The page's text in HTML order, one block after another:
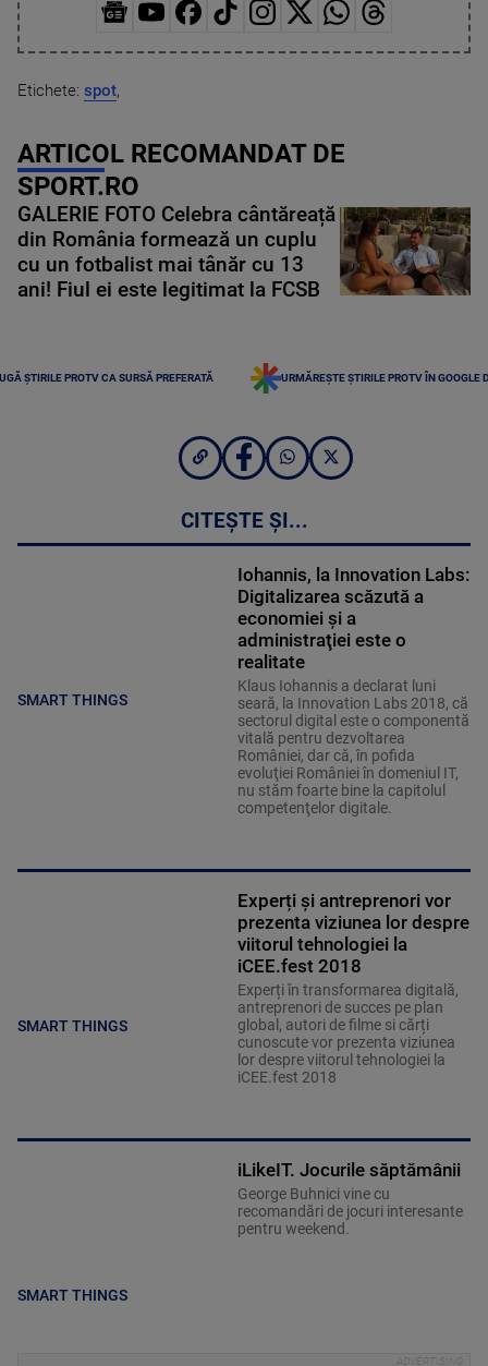
Etichete: spot,
ARTICOL RECOMANDAT DE
SPORT.RO
GALERIE FOTO Celebra cântăreață
din România formează un cuplu
cu un fotbalist mai tânăr cu 13
ani! Fiul ei este legitimat la FCSB
ȘTIRILE PROTV CA SURSĂ PREFERATĂ URMĂREȘTE ȘTIRILE PROTV ÎN GOOGLE
CITEȘTE ȘI...
SMART THINGS
Iohannis, la Innovation Labs:
Digitalizarea scăzută a
economiei şi a
administraţiei este o
realitate
Klaus Iohannis a declarat luni
seară, la Innovation Labs 2018, că
sectorul digital este o componentă
vitală pentru dezvoltarea
României, dar că, în pofida
evoluţiei României în domeniul IT,
nu stăm foarte bine la capitolul
competenţelor digitale.
SMART THINGS
Experți și antreprenori vor
prezenta viziunea lor despre
viitorul tehnologiei la
iCEE.fest 2018
Experți în transformarea digitală,
antreprenori de succes pe plan
global, autori de filme si cărți
cunoscute vor prezenta viziunea
lor despre viitorul tehnologiei la
iCEE.fest 2018
SMART THINGS
iLikeIT. Jocurile săptămânii
George Buhnici vine cu
recomandări de jocuri interesante
pentru weekend.